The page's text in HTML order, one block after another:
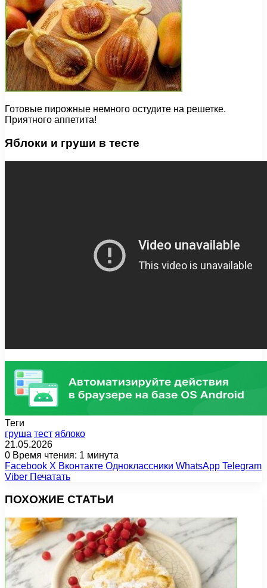
Готовые пирожные немного остудите на решетке.
Приятного аппетита!
Яблоки и груши в тесте
Теги
груша тест яблоко
21.05.2026
0 Время чтения: 1 минута
Facebook X Вконтакте Одноклассники WhatsApp Telegram
Viber Печатать
ПОХОЖИЕ СТАТЬИ